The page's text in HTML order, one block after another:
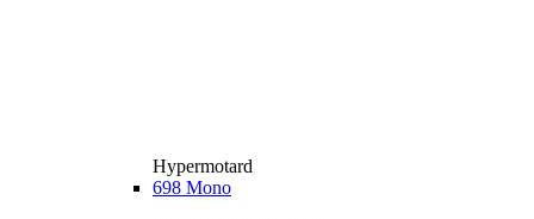
Hypermotard
698 Mono